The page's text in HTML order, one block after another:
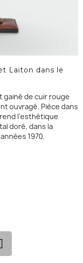
Laiton dans le
gainé de cuir rouge
ouvragé. Pièce dans
l'esthétique
doré, dans la
1970.